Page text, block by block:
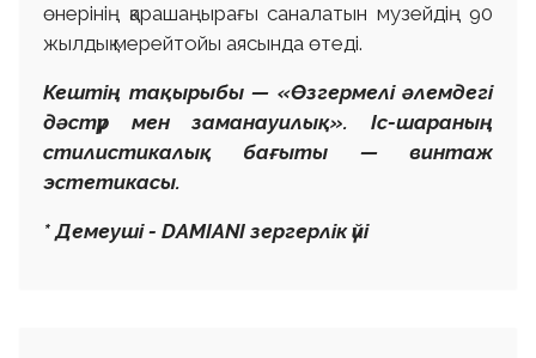
өнерінің қарашаңырағы саналатын музейдің 90
жылдық мерейтойы аясында өтеді.
Кештің тақырыбы — «Өзгермелі әлемдегі
дәстүр мен заманауилық». Іс-шараның
стилистикалық бағыты — винтаж
эстетикасы.
* Демеуші - DAMIANI зергерлік үйі